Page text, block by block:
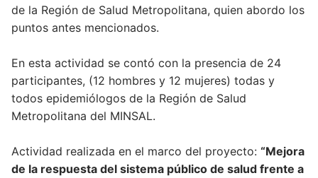
de la Región de Salud Metropolitana, quien abordo los
puntos antes mencionados.
En esta actividad se contó con la presencia de 24
participantes, (12 hombres y 12 mujeres) todas y
todos epidemiólogos de la Región de Salud
Metropolitana del MINSAL.
Actividad realizada en el marco del proyecto: “Mejora
de la respuesta del sistema público de salud frente a